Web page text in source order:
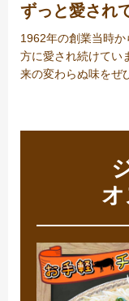
ずっと愛され
1962年の創業当時
方に愛され続けてい
来の変わらぬ味をぜ